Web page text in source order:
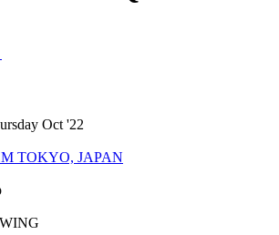
Oct '22
TOKYO, JAPAN